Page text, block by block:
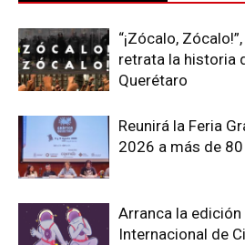
“¡Zócalo,
retrata la historia
Querétaro
Reunirá la Feria
2026 a más de
Arranca la
Internacional de